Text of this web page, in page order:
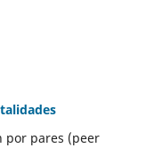
por pares (peer